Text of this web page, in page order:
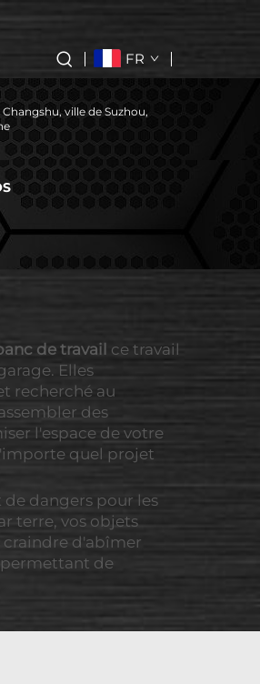
FR
ville de Suzhou,
de travail ce travail
Elles
recherché au
des
l'espace de votre
quel projet
de dangers pour les
terre, vos objets
craindre d'abîmer
permettant de